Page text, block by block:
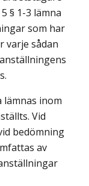
§ 1-3 lämna
som har
varje sådan
inom
Vid
bedömning
av